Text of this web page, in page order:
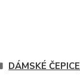
DÁMSKÉ ČEPICE